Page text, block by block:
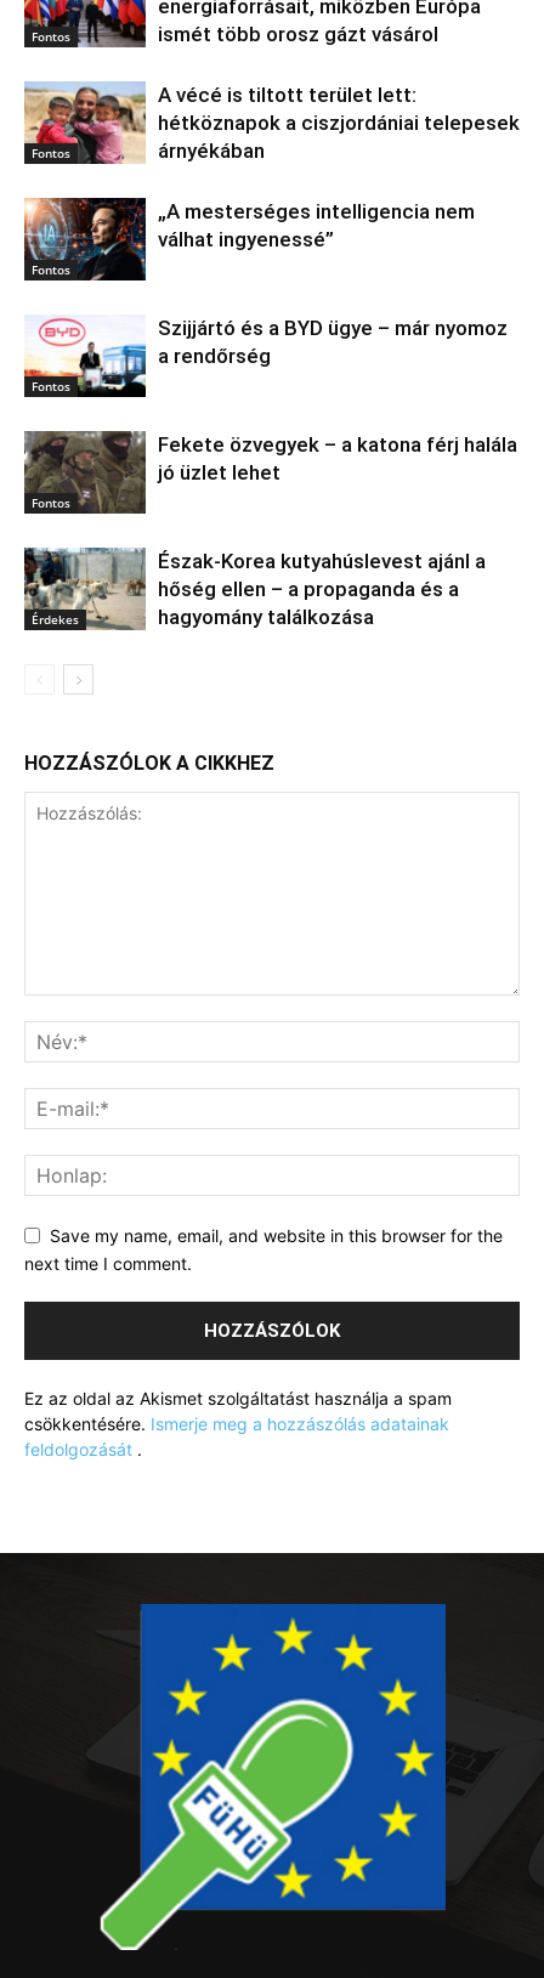
Fontos
energiaforrásait, miközben Európa
ismét több orosz gázt vásárol
Fontos
A vécé is tiltott terület lett:
hétköznapok a ciszjordániai telepesek
árnyékában
Fontos
„A mesterséges intelligencia nem
válhat ingyenessé”
Fontos
Szijjártó és a BYD ügye – már nyomoz
a rendőrség
Fontos
Fekete özvegyek – a katona férj halála
jó üzlet lehet
Érdekes
Észak‑Korea kutyahúslevest ajánl a
hőség ellen – a propaganda és a
hagyomány találkozása
HOZZÁSZÓLOK A CIKKHEZ
Save my name, email, and website in this browser for the
next time I comment.
Ez az oldal az Akismet szolgáltatást használja a spam
csökkentésére. Ismerje meg a hozzászólás adatainak
feldolgozását .